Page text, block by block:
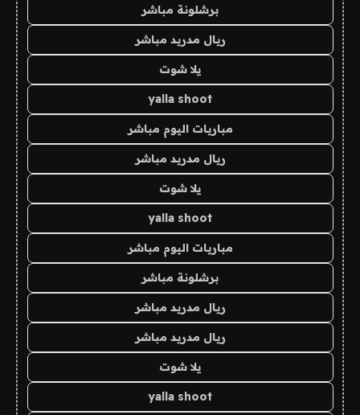
برشلونة مباشر
ريال مدريد مباشر
يلا شوت
yalla shoot
مباريات اليوم مباشر
ريال مدريد مباشر
يلا شوت
yalla shoot
مباريات اليوم مباشر
برشلونة مباشر
ريال مدريد مباشر
ريال مدريد مباشر
يلا شوت
yalla shoot